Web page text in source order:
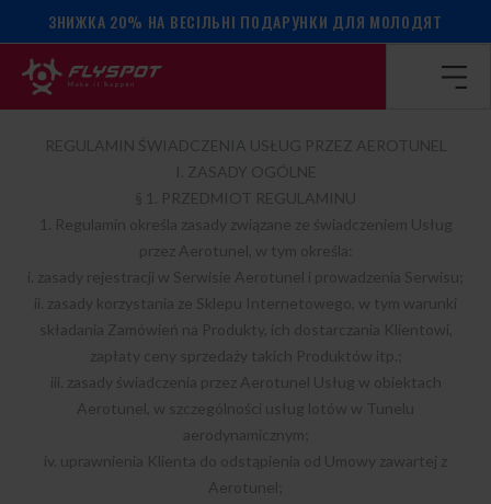
ЗНИЖКА 20% НА ВЕСІЛЬНІ ПОДАРУНКИ ДЛЯ МОЛОДЯТ
Головна сторінка / Положення / правила
REGULAMIN ŚWIADCZENIA USŁUG PRZEZ AEROTUNEL
I. ZASADY OGÓLNE
§ 1. PRZEDMIOT REGULAMINU
1. Regulamin określa zasady związane ze świadczeniem Usług
przez Aerotunel, w tym określa:
i. zasady rejestracji w Serwisie Aerotunel i prowadzenia Serwisu;
ii. zasady korzystania ze Sklepu Internetowego, w tym warunki
składania Zamówień na Produkty, ich dostarczania Klientowi,
zapłaty ceny sprzedaży takich Produktów itp.;
iii. zasady świadczenia przez Aerotunel Usług w obiektach
Aerotunel, w szczególności usług lotów w Tunelu
aerodynamicznym;
iv. uprawnienia Klienta do odstąpienia od Umowy zawartej z
Aerotunel;